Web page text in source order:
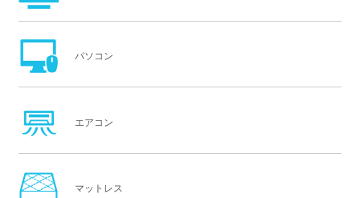
パソコン
エアコン
マットレス